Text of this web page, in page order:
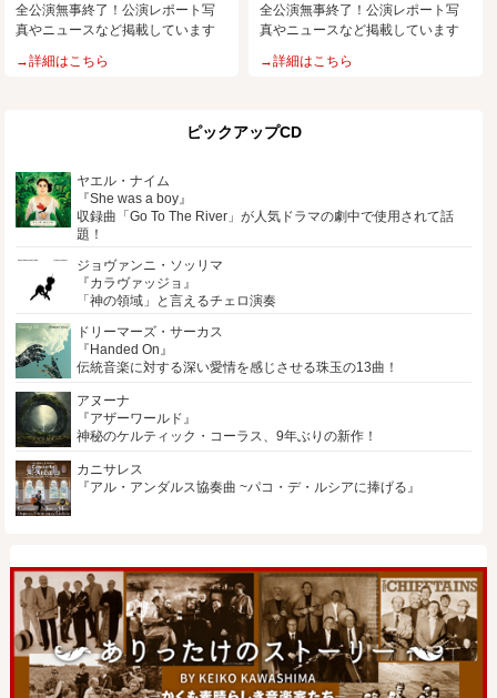
全公演無事終了！公演レポート写
真やニュースなど掲載しています
→詳細はこちら
全公演無事終了！公演レポート写
真やニュースなど掲載しています
→詳細はこちら
ピックアップCD
ヤエル・ナイム
『She was a boy』
収録曲「Go To The River」が人気ドラマの劇中で使用されて話
題！
ジョヴァンニ・ソッリマ
『カラヴァッジョ』
「神の領域」と言えるチェロ演奏
ドリーマーズ・サーカス
『Handed On』
伝統音楽に対する深い愛情を感じさせる珠玉の13曲！
アヌーナ
『アザーワールド』
神秘のケルティック・コーラス、9年ぶりの新作！
カニサレス
『アル・アンダルス協奏曲 ~パコ・デ・ルシアに捧げる』